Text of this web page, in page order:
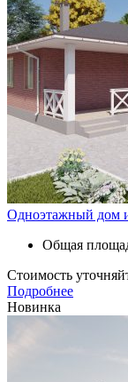
Одноэтажный дом
Общая
Стоимость
Подробнее
Новинка